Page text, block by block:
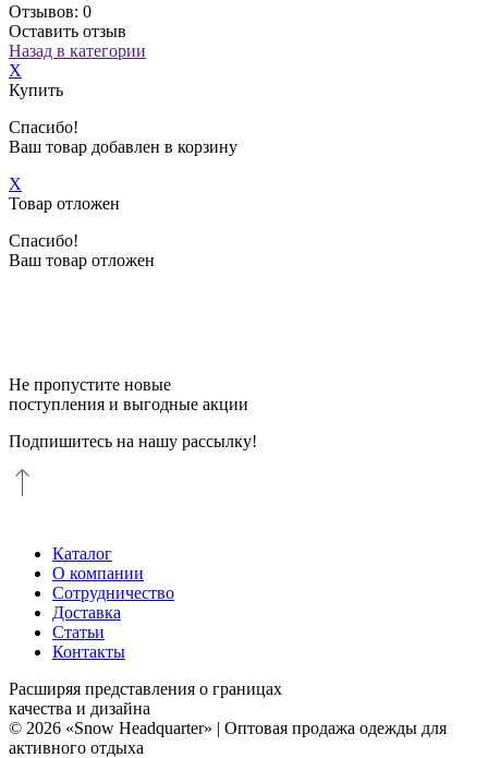
Отзывов: 0
Оставить отзыв
Назад в категории
X
Купить
Спасибо!
Ваш товар добавлен в корзину
X
Товар отложен
Спасибо!
Ваш товар отложен
Не пропустите новые
поступления и выгодные акции
Подпишитесь на нашу рассылку!
Каталог
О компании
Сотрудничество
Доставка
Статьи
Контакты
Расширяя представления о границах
качества и дизайна
© 2026 «Snow Headquarter» | Оптовая продажа одежды для
активного отдыха